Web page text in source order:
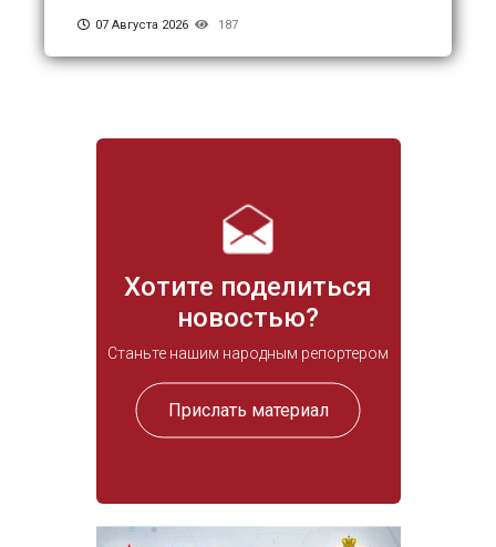
Хотите поделиться
новостью?
Станьте нашим народным репортером
Прислать материал
07 Августа 2026 187